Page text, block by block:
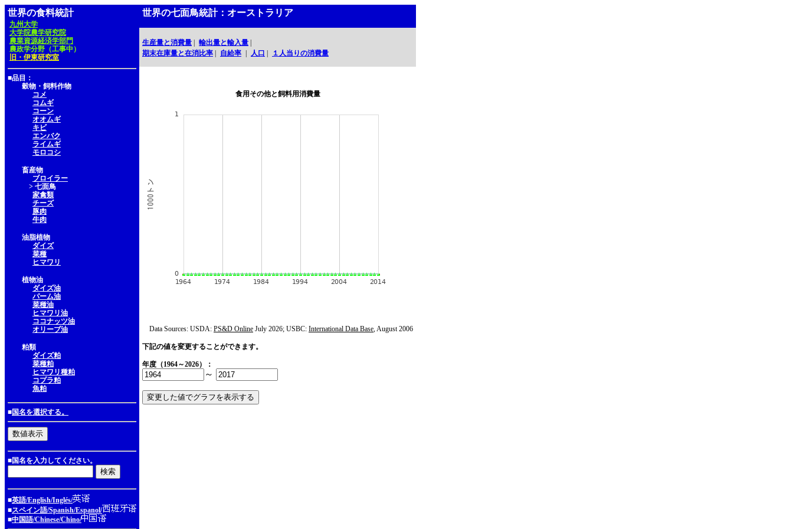
世界の食料統計
九州大学
大学院農学研究院
農業資源経済学部門
農政学分野（工事中）
旧・伊東研究室
■品目：
穀物・飼料作物
コメ
コムギ
コーン
オオムギ
キビ
エンバク
ライムギ
モロコシ
畜産物
ブロイラー
> 七面鳥
家禽類
チーズ
豚肉
牛肉
油脂植物
ダイズ
菜種
ヒマワリ
植物油
ダイズ油
パーム油
菜種油
ヒマワリ油
ココナッツ油
オリーブ油
粕類
ダイズ粕
菜種粕
ヒマワリ種粕
コプラ粕
魚粕
■国名を選択する。
■国名を入力してください。
■英語/English/Inglés/
■スペイン語/Spanish/Espanol/
■中国語/Chinese/Chino/
世界の七面鳥統計：オーストラリア
生産量と消費量 輸出量と輸入量
期末在庫量と在消比率
自給率 人口 １人当りの消費量
食用その他と飼料用消費量
Data Sources: USDA: PS&D Online July 2026; USBC: International Data Base, August 2006
下記の値を変更することができます。
年度（1964～2026）：
～